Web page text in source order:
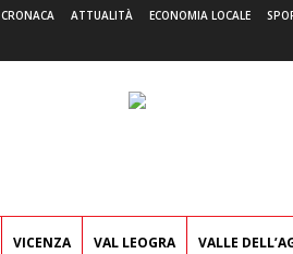
CRONACA ATTUALITÀ ECONOMIA LOCALE
VICENZA VAL LEOGRA VALLE